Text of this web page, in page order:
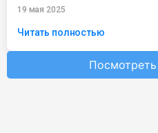
Родители, выбирая технику
19 мая 2025
Читать полностью